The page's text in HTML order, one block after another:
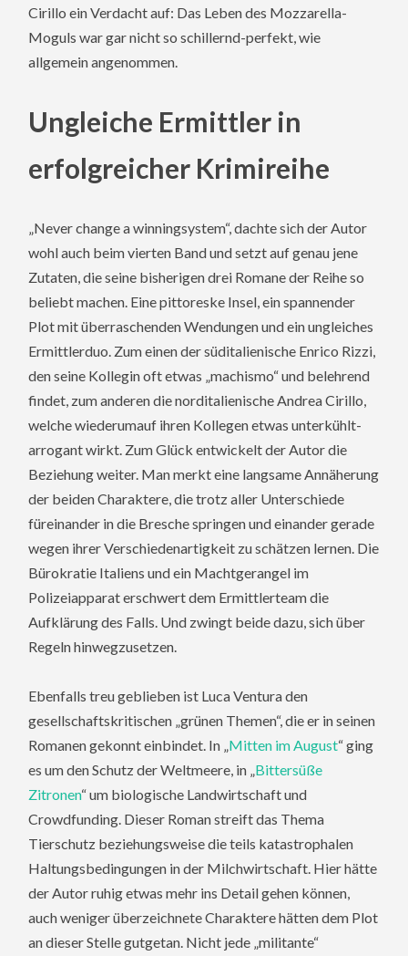
Cirillo ein Verdacht auf: Das Leben des Mozzarella-
Moguls war gar nicht so schillernd-perfekt, wie
allgemein angenommen.
Ungleiche Ermittler in
erfolgreicher Krimireihe
„Never change a winningsystem“, dachte sich der Autor
wohl auch beim vierten Band und setzt auf genau jene
Zutaten, die seine bisherigen drei Romane der Reihe so
beliebt machen. Eine pittoreske Insel, ein spannender
Plot mit überraschenden Wendungen und ein ungleiches
Ermittlerduo. Zum einen der süditalienische Enrico Rizzi,
den seine Kollegin oft etwas „machismo“ und belehrend
findet, zum anderen die norditalienische Andrea Cirillo,
welche wiederumauf ihren Kollegen etwas unterkühlt-
arrogant wirkt. Zum Glück entwickelt der Autor die
Beziehung weiter. Man merkt eine langsame Annäherung
der beiden Charaktere, die trotz aller Unterschiede
füreinander in die Bresche springen und einander gerade
wegen ihrer Verschiedenartigkeit zu schätzen lernen. Die
Bürokratie Italiens und ein Machtgerangel im
Polizeiapparat erschwert dem Ermittlerteam die
Aufklärung des Falls. Und zwingt beide dazu, sich über
Regeln hinwegzusetzen.
Ebenfalls treu geblieben ist Luca Ventura den
gesellschaftskritischen „grünen Themen“, die er in seinen
Romanen gekonnt einbindet. In „Mitten im August“ ging
es um den Schutz der Weltmeere, in „Bittersüße
Zitronen“ um biologische Landwirtschaft und
Crowdfunding. Dieser Roman streift das Thema
Tierschutz beziehungsweise die teils katastrophalen
Haltungsbedingungen in der Milchwirtschaft. Hier hätte
der Autor ruhig etwas mehr ins Detail gehen können,
auch weniger überzeichnete Charaktere hätten dem Plot
an dieser Stelle gutgetan. Nicht jede „militante“